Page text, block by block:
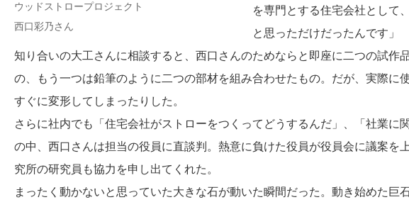
ウッドストロープロジェクト
西口彩乃さん
を専門とする住宅会社として
と思っただけだったんです」
知り合いの大工さんに相談すると、西口さんのためならと即座に二つの試作
の、もう一つは鉛筆のように二つの部材を組み合わせたもの。だが、実際に
すぐに変形してしまったりした。
さらに社内でも「住宅会社がストローをつくってどうするんだ」、「社業
の中、西口さんは担当の役員に直談判。熱意に負けた役員が役員会に議案を
究所の研究員も協力を申し出てくれた。
まったく動かないと思っていた大きな石が動いた瞬間だった。動き始めた巨